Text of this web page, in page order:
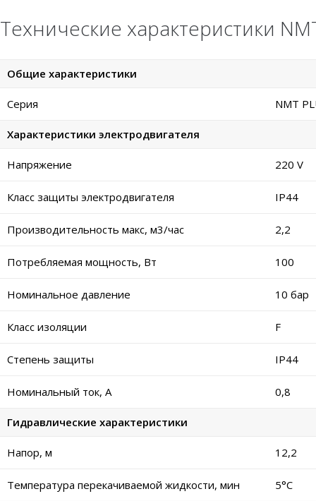
Технические характеристики
Общие характеристики
Серия NMT
Характеристики электродвигателя
Напряжение 220 V
Класс защиты электродвигателя IP44
Производительность макс, м3/час 2,2
Потребляемая мощность, Вт 100
Номинальное давление 10 бар
Класс изоляции F
Степень защиты IP44
Номинальный ток, А 0,8
Гидравлические характеристики
Напор, м 12,2
Температура перекачиваемой жидкости, мин 5°C